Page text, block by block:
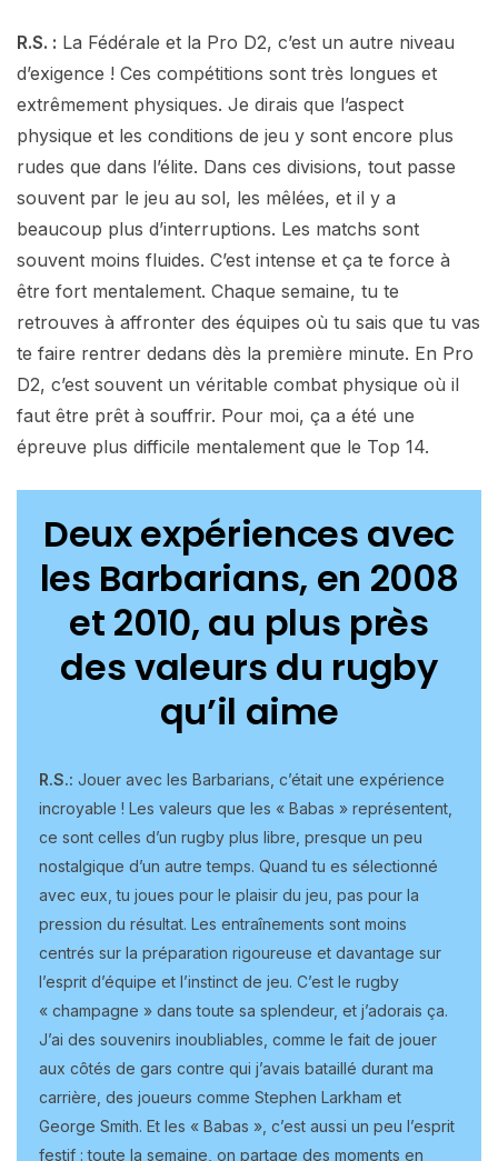
R.S. : La Fédérale et la Pro D2, c’est un autre niveau
d’exigence ! Ces compétitions sont très longues et
extrêmement physiques. Je dirais que l’aspect
physique et les conditions de jeu y sont encore plus
rudes que dans l’élite. Dans ces divisions, tout passe
souvent par le jeu au sol, les mêlées, et il y a
beaucoup plus d’interruptions. Les matchs sont
souvent moins fluides. C’est intense et ça te force à
être fort mentalement. Chaque semaine, tu te
retrouves à affronter des équipes où tu sais que tu vas
te faire rentrer dedans dès la première minute. En Pro
D2, c’est souvent un véritable combat physique où il
faut être prêt à souffrir. Pour moi, ça a été une
épreuve plus difficile mentalement que le Top 14.
Deux expériences avec
les Barbarians, en 2008
et 2010, au plus près
des valeurs du rugby
qu’il aime
R.S.: Jouer avec les Barbarians, c’était une expérience
incroyable ! Les valeurs que les « Babas » représentent,
ce sont celles d’un rugby plus libre, presque un peu
nostalgique d’un autre temps. Quand tu es sélectionné
avec eux, tu joues pour le plaisir du jeu, pas pour la
pression du résultat. Les entraînements sont moins
centrés sur la préparation rigoureuse et davantage sur
l’esprit d’équipe et l’instinct de jeu. C’est le rugby
« champagne » dans toute sa splendeur, et j’adorais ça.
J’ai des souvenirs inoubliables, comme le fait de jouer
aux côtés de gars contre qui j’avais bataillé durant ma
carrière, des joueurs comme Stephen Larkham et
George Smith. Et les « Babas », c’est aussi un peu l’esprit
festif : toute la semaine, on partage des moments en